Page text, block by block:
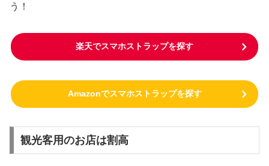
う！
楽天でスマホストラップを探す
Amazonでスマホストラップを探す
観光客用のお店は割高